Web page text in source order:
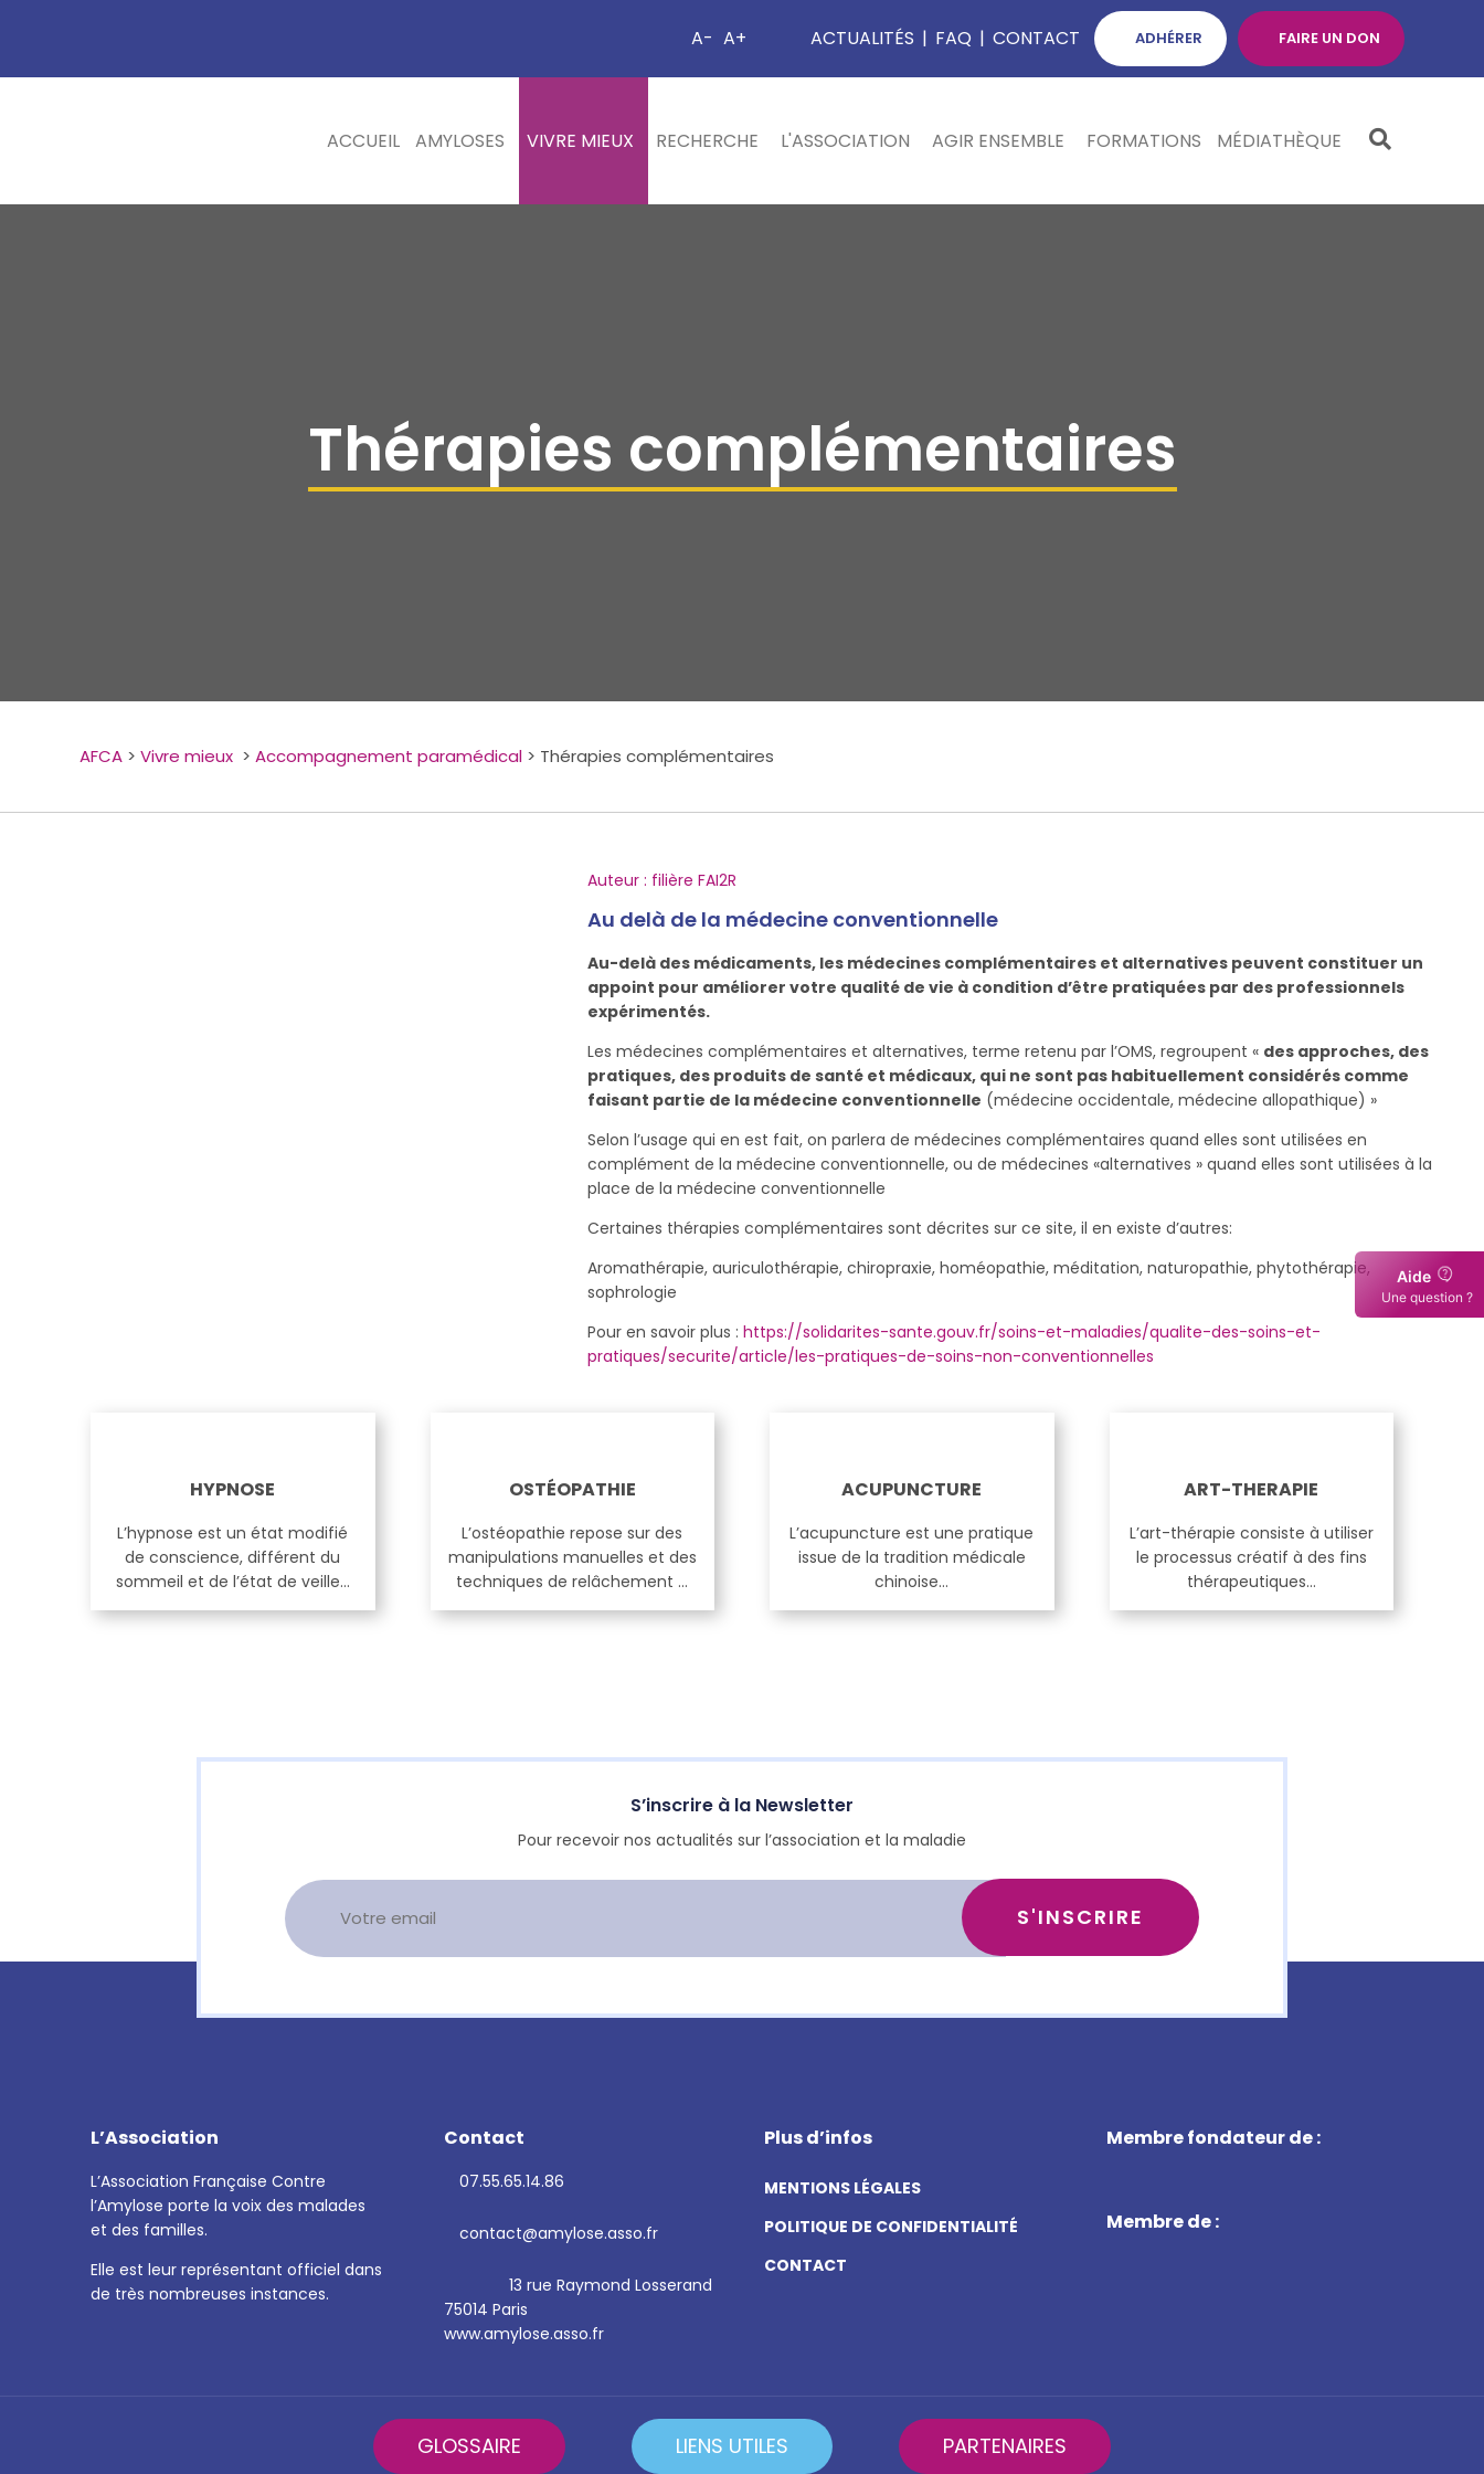
A- A+ ACTUALITÉS | FAQ | CONTACT ADHÉRER FAIRE UN DON
ACCUEIL AMYLOSES VIVRE MIEUX RECHERCHE L'ASSOCIATION AGIR ENSEMBLE FORMATIONS MÉDIATHÈQUE
Thérapies complémentaires
AFCA > Vivre mieux > Accompagnement paramédical > Thérapies complémentaires
Auteur : filière FAI2R
Au delà de la médecine conventionnelle
Au-delà des médicaments, les médecines complémentaires et alternatives peuvent constituer un
appoint pour améliorer votre qualité de vie à condition d’être pratiquées par des professionnels
expérimentés.
Les médecines complémentaires et alternatives, terme retenu par l’OMS, regroupent « des approches, des
pratiques, des produits de santé et médicaux, qui ne sont pas habituellement considérés comme
faisant partie de la médecine conventionnelle (médecine occidentale, médecine allopathique) »
Selon l’usage qui en est fait, on parlera de médecines complémentaires quand elles sont utilisées en
complément de la médecine conventionnelle, ou de médecines «alternatives » quand elles sont utilisées à la
place de la médecine conventionnelle
Certaines thérapies complémentaires sont décrites sur ce site, il en existe d’autres:
Aromathérapie, auriculothérapie, chiropraxie, homéopathie, méditation, naturopathie, phytothérapie,
sophrologie
Pour en savoir plus : https://solidarites-sante.gouv.fr/soins-et-maladies/qualite-des-soins-et-
pratiques/securite/article/les-pratiques-de-soins-non-conventionnelles
HYPNOSE
L’hypnose est un état modifié
de conscience, différent du
sommeil et de l’état de veille…
OSTÉOPATHIE
L’ostéopathie repose sur des
manipulations manuelles et des
techniques de relâchement …
ACUPUNCTURE
L’acupuncture est une pratique
issue de la tradition médicale
chinoise…
ART-THERAPIE
L’art-thérapie consiste à utiliser
le processus créatif à des fins
thérapeutiques…
S’inscrire à la Newsletter
Pour recevoir nos actualités sur l’association et la maladie
L’Association
L’Association Française Contre
l’Amylose porte la voix des malades
et des familles.
Elle est leur représentant officiel dans
de très nombreuses instances.
Contact
07.55.65.14.86
contact@amylose.asso.fr
13 rue Raymond Losserand
75014 Paris
www.amylose.asso.fr
Plus d’infos
MENTIONS LÉGALES
POLITIQUE DE CONFIDENTIALITÉ
CONTACT
Membre fondateur de :
Membre de :
GLOSSAIRE LIENS UTILES PARTENAIRES
Aide
Une question ?